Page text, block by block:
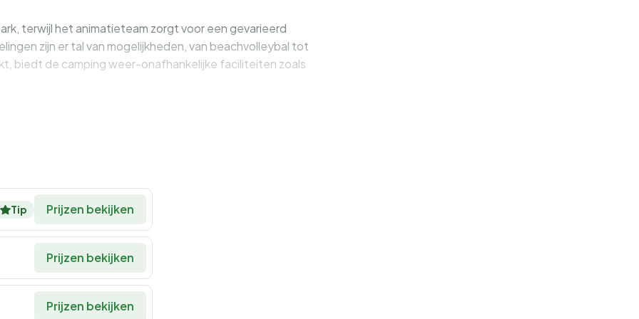
terwijl het animatieteam zorgt voor een gevarieerd
zijn er tal van mogelijkheden, van beachvolleybal tot
biedt de camping weer-onafhankelijke faciliteiten zoals
tot snelle snacks. Proef de lokale specialiteiten in
snelle hap bij de foodtrucks. Voor kampeerders die
beschikbaar.
van buffetten en barbecue-avonden. Er zijn ook
zodat iedereen kan genieten van een heerlijke
Tip Prijzen bekijken
Prijzen bekijken
Prijzen bekijken